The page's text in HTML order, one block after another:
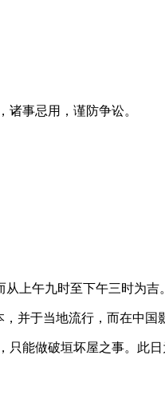
事忌用，谨防争讼。
上午九时至下午三时为吉。
并于当地流行，而在中国
能做破垣坏屋之事。此